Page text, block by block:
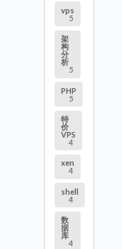
vps
5
架
构
分
析
5
PHP
5
特
价
VPS
4
xen
4
shell
4
数
据
库
4